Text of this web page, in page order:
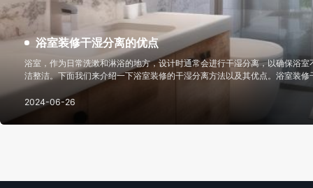
浴室装修干湿分离的优点
浴室，作为日常洗漱和淋浴的地方，设计时通常会进行干湿分离，以确保浴室
洁整洁。下面我们来介绍一下浴室装修的干湿分离方法以及其优点。浴室装修
式：适用于空间有限的浴室。不将整个洗浴间封闭，而是在喷头处设置有效的
汽，又有视觉上的扩容效
2024-06-26